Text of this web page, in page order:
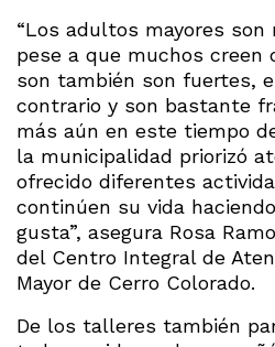
“Los adultos mayores
pese a que muchos creen
son también son fuertes,
contrario y son bastante
más aún en este tiempo
la municipalidad priorizó
ofrecido diferentes
continúen su vida
gusta”, asegura Rosa
del Centro Integral de
Mayor de Cerro Colorado.
De los talleres también